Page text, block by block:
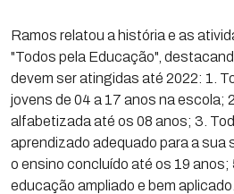
Ramos relatou a história e as
"Todos pela Educação",
devem ser atingidas até 2022: 1.
jovens de 04 a 17 anos na escola;
alfabetizada até os 08 anos; 3.
aprendizado adequado para a sua
o ensino concluído até os 19 anos;
educação ampliado e bem aplicado.